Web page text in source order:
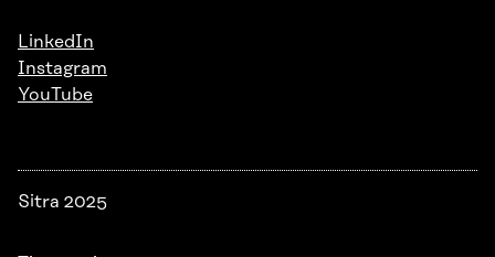
LinkedIn
Instagram
YouTube
Sitra 2025